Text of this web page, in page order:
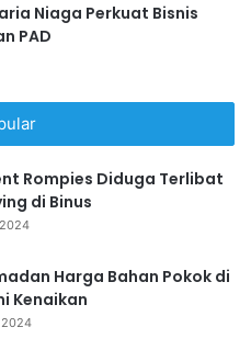
Niaga Perkuat Bisnis
PAD
Rompies Diduga Terlibat
di Binus
Harga Bahan Pokok di
Kenaikan
2024